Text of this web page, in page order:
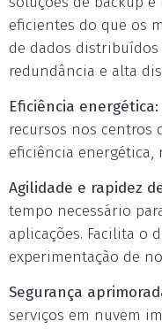
eficientes do que os
de dados
redundância e alta
Eficiência energética:
recursos nos centros
eficiência
Agilidade e rapidez
tempo necessário
aplicações. Facilita o
experimentação de
Segurança
serviços em nuvem